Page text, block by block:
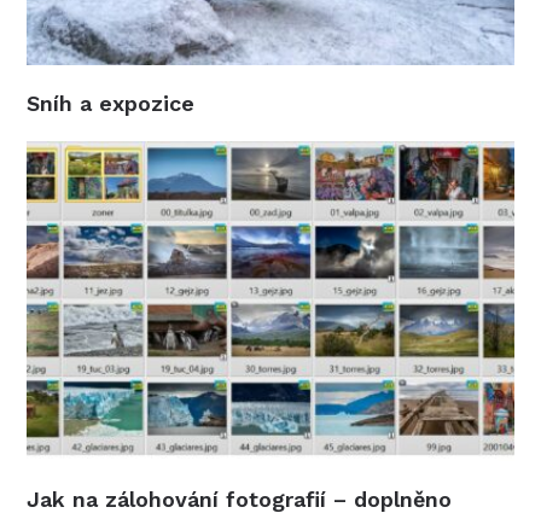
Sníh a expozice
Jak na zálohování fotografií – doplněno